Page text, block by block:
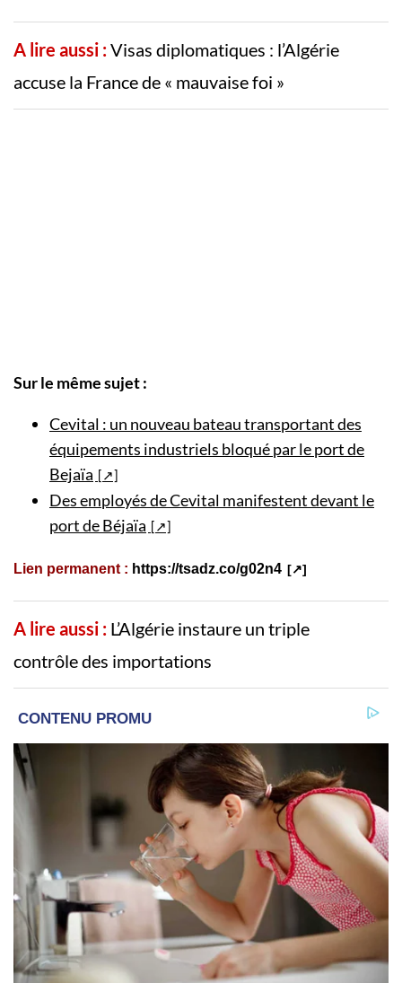
A lire aussi :Visas diplomatiques : l’Algérie
accuse la France de « mauvaise foi »
Sur le même sujet :
Cevital : un nouveau bateau transportant des
équipements industriels bloqué par le port de
Bejaïa
Des employés de Cevital manifestent devant le
port de Béjaïa
Lien permanent : https://tsadz.co/g02n4
A lire aussi : L’Algérie instaure un triple
contrôle des importations